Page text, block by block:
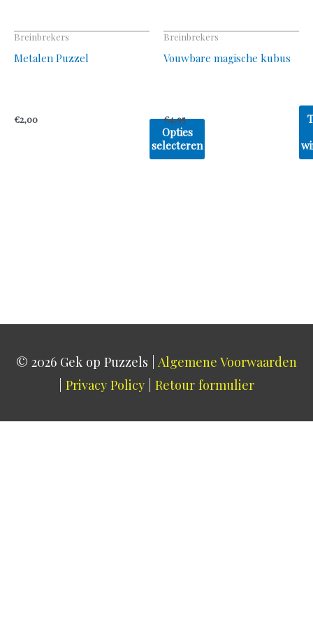
Breinbrekers
Metalen Puzzel
€2,00
Opties
selecteren
op
Breinbrekers
Vouwbare magische kubus
€4,95
© 2026 Gek op Puzzels
Algemene Voorwaarden
Privacy Policy Retour formulier